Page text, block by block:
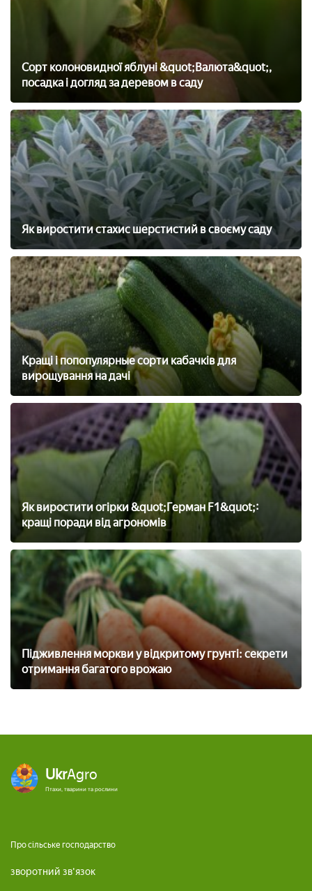
Сорт колоновидної яблуні &quot;Валюта&quot;,
посадка і догляд за деревом в саду
Як виростити стахис шерстистий в своєму саду
Кращі і попопулярные сорти кабачків для
вирощування на дачі
Як виростити огірки &quot;Герман F1&quot;:
кращі поради від агрономів
Підживлення моркви у відкритому грунті: секрети
отримання багатого врожаю
UkrAgro
Птахи, тварини та рослини
Про сільське господарство
зворотний зв'язок